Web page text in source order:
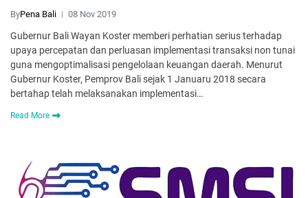
ByPena Bali 08 Nov 2019
Gubernur Bali Wayan Koster memberi perhatian serius terhadap
upaya percepatan dan perluasan implementasi transaksi non tunai
guna mengoptimalisasi pengelolaan keuangan daerah. Menurut
Gubernur Koster, Pemprov Bali sejak 1 Januaru 2018 secara
bertahap telah melaksanakan implementasi…
Read More